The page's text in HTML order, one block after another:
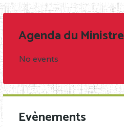
Agenda du Ministre
No events
Evènements